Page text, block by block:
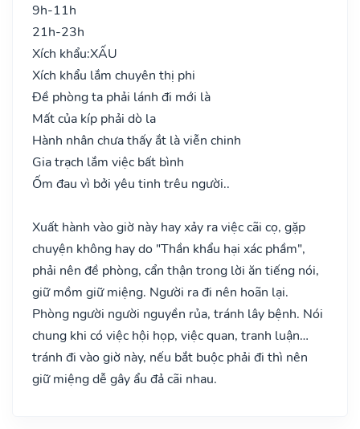
9h-11h
21h-23h
Xích khẩu:XẤU
Xích khẩu lắm chuyên thị phi
Đề phòng ta phải lánh đi mới là
Mất của kíp phải dò la
Hành nhân chưa thấy ắt là viễn chinh
Gia trạch lắm việc bất bình
Ốm đau vì bởi yêu tinh trêu người..
Xuất hành vào giờ này hay xảy ra việc cãi cọ, gặp
chuyện không hay do "Thần khẩu hại xác phầm",
phải nên đề phòng, cẩn thận trong lời ăn tiếng nói,
giữ mồm giữ miệng. Người ra đi nên hoãn lại.
Phòng người người nguyền rủa, tránh lây bệnh. Nói
chung khi có việc hội họp, việc quan, tranh luận…
tránh đi vào giờ này, nếu bắt buộc phải đi thì nên
giữ miệng dễ gây ẩu đả cãi nhau.